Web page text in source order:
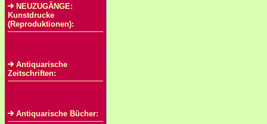
NEUZUGÄNGE:
Kunstdrucke
(Reproduktionen):
Antiquarische
Zeitschriften:
Antiquarische Bücher: